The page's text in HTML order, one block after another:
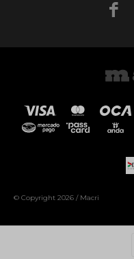

© Copyright 2026 / Macri